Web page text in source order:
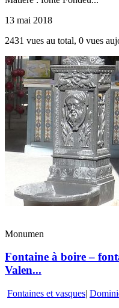
13 mai 2018
2431 vues au total, 0 vues
Monumen
Fontaine à boire –
Valen...
Fontaines et vasques|